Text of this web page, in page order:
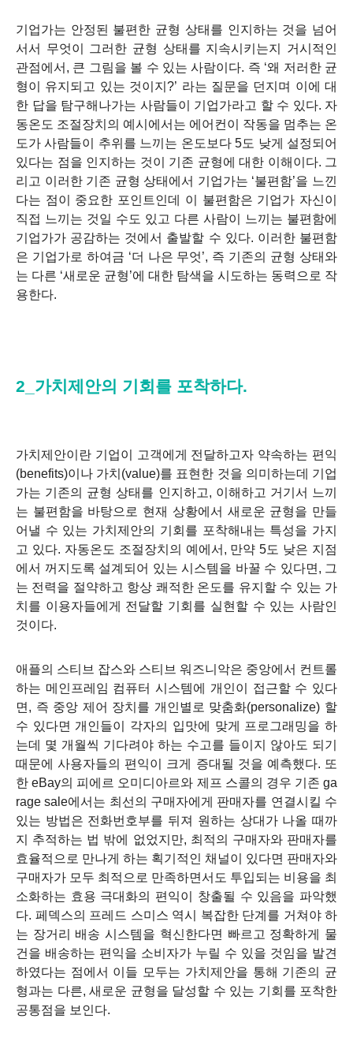
기업가는 안정된 불편한 균형 상태를 인지하는 것을 넘어
서서 무엇이 그러한 균형 상태를 지속시키는지 거시적인
관점에서, 큰 그림을 볼 수 있는 사람이다. 즉 ‘왜 저러한 균
형이 유지되고 있는 것이지?’ 라는 질문을 던지며 이에 대
한 답을 탐구해나가는 사람들이 기업가라고 할 수 있다. 자
동온도 조절장치의 예시에서는 에어컨이 작동을 멈추는 온
도가 사람들이 추위를 느끼는 온도보다 5도 낮게 설정되어
있다는 점을 인지하는 것이 기존 균형에 대한 이해이다. 그
리고 이러한 기존 균형 상태에서 기업가는 ‘불편함’을 느낀
다는 점이 중요한 포인트인데 이 불편함은 기업가 자신이
직접 느끼는 것일 수도 있고 다른 사람이 느끼는 불편함에
기업가가 공감하는 것에서 출발할 수 있다. 이러한 불편함
은 기업가로 하여금 ‘더 나은 무엇’, 즉 기존의 균형 상태와
는 다른 ‘새로운 균형’에 대한 탐색을 시도하는 동력으로 작
용한다.
2_가치제안의 기회를 포착하다.
가치제안이란 기업이 고객에게 전달하고자 약속하는 편익
(benefits)이나 가치(value)를 표현한 것을 의미하는데 기업
가는 기존의 균형 상태를 인지하고, 이해하고 거기서 느끼
는 불편함을 바탕으로 현재 상황에서 새로운 균형을 만들
어낼 수 있는 가치제안의 기회를 포착해내는 특성을 가지
고 있다. 자동온도 조절장치의 예에서, 만약 5도 낮은 지점
에서 꺼지도록 설계되어 있는 시스템을 바꿀 수 있다면, 그
는 전력을 절약하고 항상 쾌적한 온도를 유지할 수 있는 가
치를 이용자들에게 전달할 기회를 실현할 수 있는 사람인
것이다.
애플의 스티브 잡스와 스티브 워즈니악은 중앙에서 컨트롤
하는 메인프레임 컴퓨터 시스템에 개인이 접근할 수 있다
면, 즉 중앙 제어 장치를 개인별로 맞춤화(personalize) 할
수 있다면 개인들이 각자의 입맛에 맞게 프로그래밍을 하
는데 몇 개월씩 기다려야 하는 수고를 들이지 않아도 되기
때문에 사용자들의 편익이 크게 증대될 것을 예측했다. 또
한 eBay의 피에르 오미디아르와 제프 스콜의 경우 기존 ga
rage sale에서는 최선의 구매자에게 판매자를 연결시킬 수
있는 방법은 전화번호부를 뒤져 원하는 상대가 나올 때까
지 추적하는 법 밖에 없었지만, 최적의 구매자와 판매자를
효율적으로 만나게 하는 획기적인 채널이 있다면 판매자와
구매자가 모두 최적으로 만족하면서도 투입되는 비용을 최
소화하는 효용 극대화의 편익이 창출될 수 있음을 파악했
다. 페덱스의 프레드 스미스 역시 복잡한 단계를 거쳐야 하
는 장거리 배송 시스템을 혁신한다면 빠르고 정확하게 물
건을 배송하는 편익을 소비자가 누릴 수 있을 것임을 발견
하였다는 점에서 이들 모두는 가치제안을 통해 기존의 균
형과는 다른, 새로운 균형을 달성할 수 있는 기회를 포착한
공통점을 보인다.